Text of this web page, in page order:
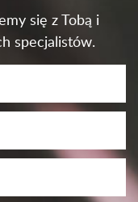
się z Tobą i
specjalistów.